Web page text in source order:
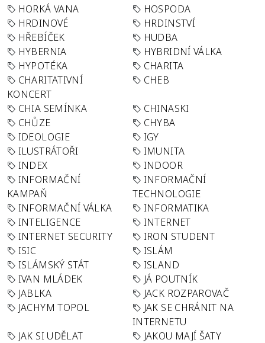
HORKÁ VANA
HOSPODA
HRDINOVÉ
HRDINSTVÍ
HŘEBÍČEK
HUDBA
HYBERNIA
HYBRIDNÍ VÁLKA
HYPOTÉKA
CHARITA
CHARITATIVNÍ
KONCERT
CHEB
CHIA SEMÍNKA
CHINASKI
CHŮZE
CHYBA
IDEOLOGIE
IGY
ILUSTRÁTOŘI
IMUNITA
INDEX
INDOOR
INFORMAČNÍ
KAMPAŇ
INFORMAČNÍ
TECHNOLOGIE
INFORMAČNÍ VÁLKA
INFORMATIKA
INTELIGENCE
INTERNET
INTERNET SECURITY
IRON STUDENT
ISIC
ISLÁM
ISLÁMSKÝ STÁT
ISLAND
IVAN MLÁDEK
JÁ POUTNÍK
JABLKA
JACK ROZPAROVAČ
JACHYM TOPOL
JAK SE CHRÁNIT NA
INTERNETU
JAK SI UDĚLAT
JAKOU MAJÍ ŠATY